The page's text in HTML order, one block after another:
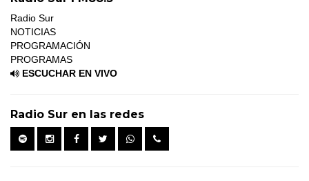
Radio Sur
NOTICIAS
PROGRAMACIÓN
PROGRAMAS
ESCUCHAR EN VIVO
Radio Sur en las redes